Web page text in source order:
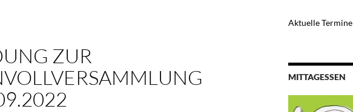
ZUR
Aktuelle Termine
MITTAGESSEN